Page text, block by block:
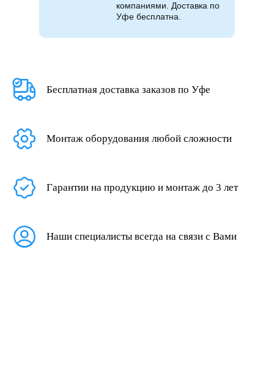
компаниями. Доставка по
Уфе бесплатна.
Бесплатная доставка заказов по Уфе
Монтаж оборудования любой сложности
Гарантии на продукцию и монтаж до 3 лет
Наши специалисты всегда на связи с Вами